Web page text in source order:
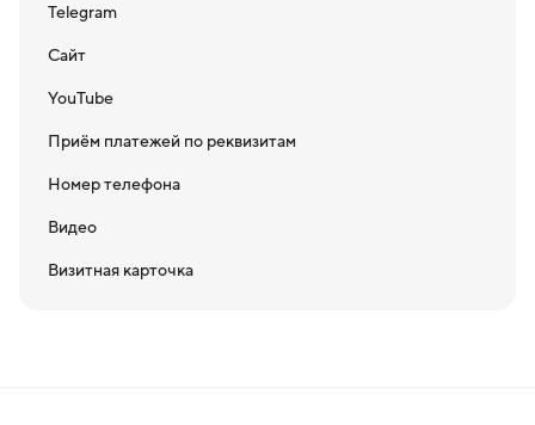
Telegram
Сайт
YouTube
Приём платежей по реквизитам
Номер телефона
Видео
Визитная карточка